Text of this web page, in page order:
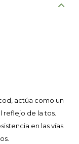
actúa como un
reflejo de la tos.
en las vías